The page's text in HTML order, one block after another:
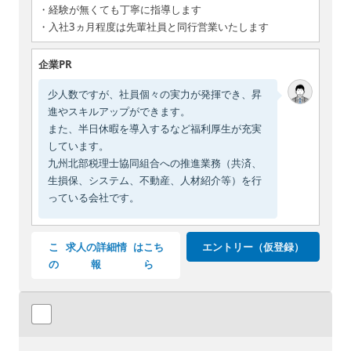
・経験が無くても丁寧に指導します
・入社3ヵ月程度は先輩社員と同行営業いたします
企業PR
少人数ですが、社員個々の実力が発揮でき、昇
進やスキルアップができます。
また、半日休暇を導入するなど福利厚生が充実
しています。
九州北部税理士協同組合への推進業務（共済、
生損保、システム、不動産、人材紹介等）を行
っている会社です。
こ
の
求人の詳細情
報
はこち
ら
エントリー（仮登録）